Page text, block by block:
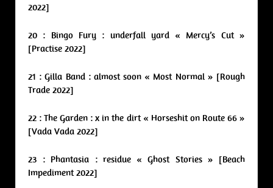
2022]
20 : Bingo Fury : underfall yard « Mercy’s Cut »
[Practise 2022]
21 : Gilla Band : almost soon « Most Normal » [Rough
Trade 2022]
22 : The Garden : x in the dirt « Horseshit on Route 66 »
[Vada Vada 2022]
23 : Phantasia : residue « Ghost Stories » [Beach
Impediment 2022]